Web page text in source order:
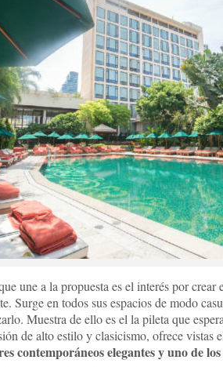
une a la propuesta es el interés por crear
Surge en todos sus espacios de modo
Muestra de ello es el la pileta que
de alto estilo y clasicismo, ofrece vistas
contemporáneos elegantes y uno de